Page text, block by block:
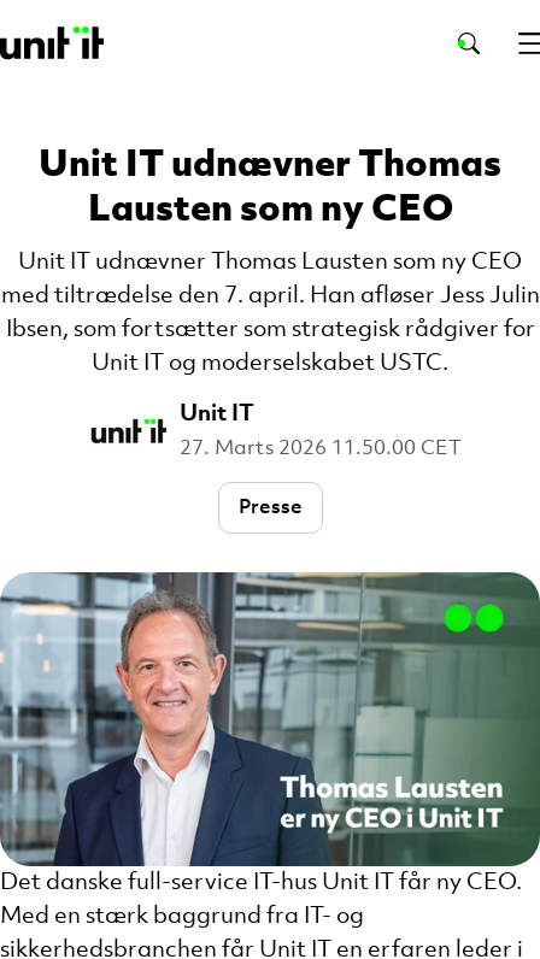
Unit IT udnævner Thomas
Lausten som ny CEO
Unit IT udnævner Thomas Lausten som ny CEO
med tiltrædelse den 7. april. Han afløser Jess Julin
Ibsen, som fortsætter som strategisk rådgiver for
Unit IT og moderselskabet USTC.
Unit IT
27. Marts 2026 11.50.00 CET
Presse
Det danske full-service IT-hus Unit IT får ny CEO.
Med en stærk baggrund fra IT- og
sikkerhedsbranchen får Unit IT en erfaren leder i